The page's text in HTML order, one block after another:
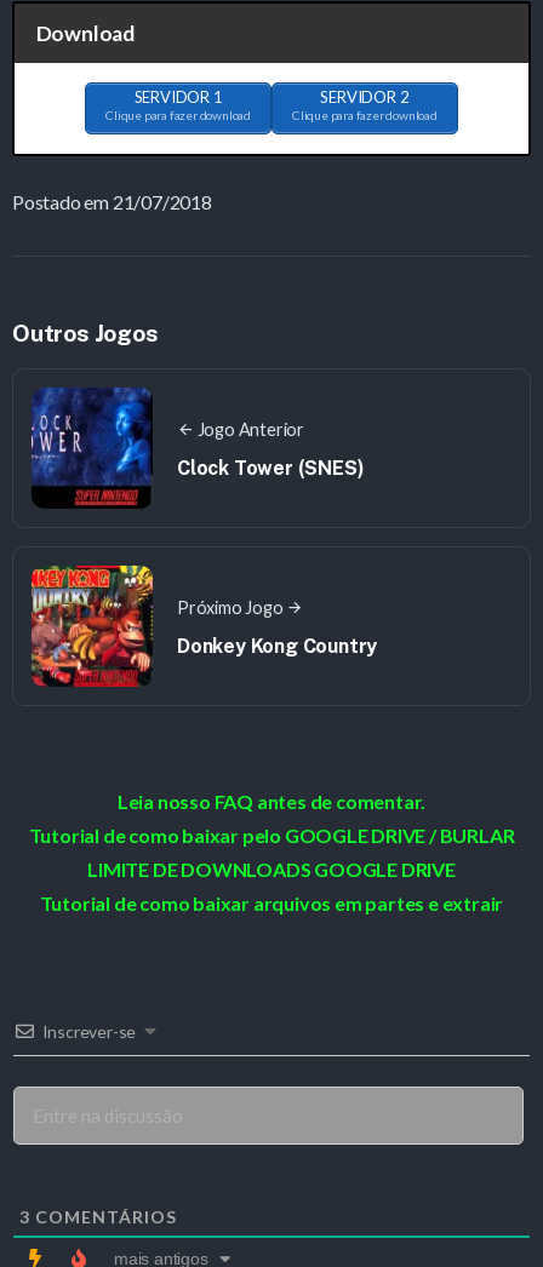
Download
SERVIDOR 1
Clique para fazer download
SERVIDOR 2
Clique para fazer download
Postado em 21/07/2018
Outros Jogos
Jogo Anterior
Clock Tower (SNES)
Próximo Jogo
Donkey Kong Country
Leia nosso FAQ antes de comentar.
Tutorial de como baixar pelo GOOGLE DRIVE / BURLAR
LIMITE DE DOWNLOADS GOOGLE DRIVE
Tutorial de como baixar arquivos em partes e extrair
Inscrever-se
3 COMENTÁRIOS
mais antigos